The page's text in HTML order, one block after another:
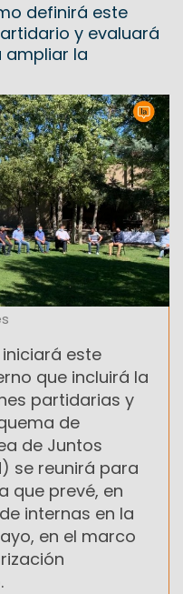
definirá este
y evaluará
ampliar la
este
que incluirá la
partidarias y
de
de Juntos
se reunirá para
que prevé, en
internas en la
en el marco